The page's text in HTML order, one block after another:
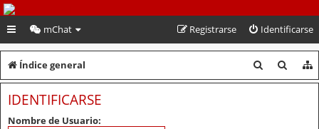
PeruVoley.com
mChat Identificarse
Registrarse
Índice general
u
u
IDENTIFICARSE
Nombre de Usuario: